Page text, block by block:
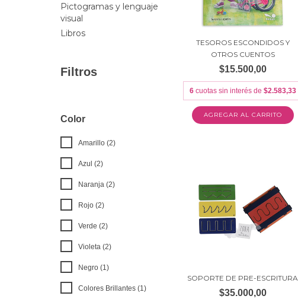
Pictogramas y lenguaje
visual
Libros
Filtros
Color
Amarillo (2)
Azul (2)
Naranja (2)
Rojo (2)
Verde (2)
Violeta (2)
Negro (1)
Colores Brillantes (1)
TESOROS ESCONDIDOS Y
OTROS CUENTOS
$15.500,00
6 cuotas sin interés de $2.583,33
SOPORTE DE PRE-ESCRITURA
$35.000,00